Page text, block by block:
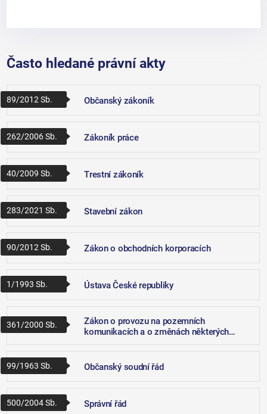
Často hledané právní akty
89/2012 Sb. Občanský zákoník
262/2006 Sb. Zákoník práce
40/2009 Sb. Trestní zákoník
283/2021 Sb. Stavební zákon
90/2012 Sb. Zákon o obchodních korporacích
1/1993 Sb. Ústava České republiky
361/2000 Sb.
Zákon o provozu na pozemních
komunikacích a o změnách některých
99/1963 Sb. Občanský soudní řád
500/2004 Sb. Správní řád